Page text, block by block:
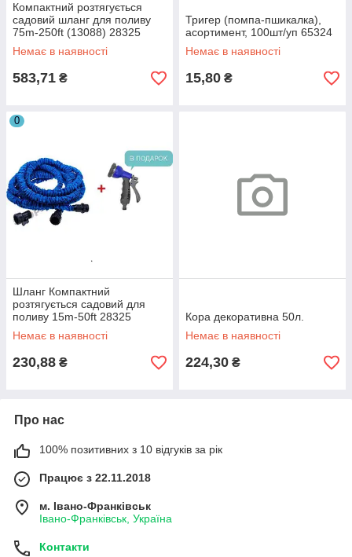
Компактний розтягується
садовий шланг для поливу
75m-250ft (13088) 28325
Немає в наявності
583,71 ₴
Тригер (помпа-пшикалка),
асортимент, 100шт/уп 65324
Немає в наявності
15,80 ₴
0
Шланг Компактний
розтягується садовий для
поливу 15m-50ft 28325
Немає в наявності
230,88 ₴
Кора декоративна 50л.
Немає в наявності
224,30 ₴
Про нас
100% позитивних з 10 відгуків за рік
Працює з 22.11.2018
м. Івано-Франківськ
Івано-Франківськ, Україна
Контакти